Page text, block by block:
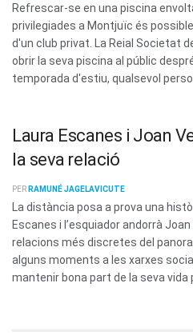
Refrescar-se en una piscina
privilegiades a Montjuïc és
d'un club privat. La Reial Societat
obrir la seva piscina al públic
temporada d'estiu, qualsevol
Laura Escanes i Joan
la seva relació
PER RAMUNÉ JAGELAVICUTE
La distància posa a prova una
Escanes i l’esquiador andorrà
relacions més discretes del
alguns moments a les xarxes
mantenir bona part de la seva vida